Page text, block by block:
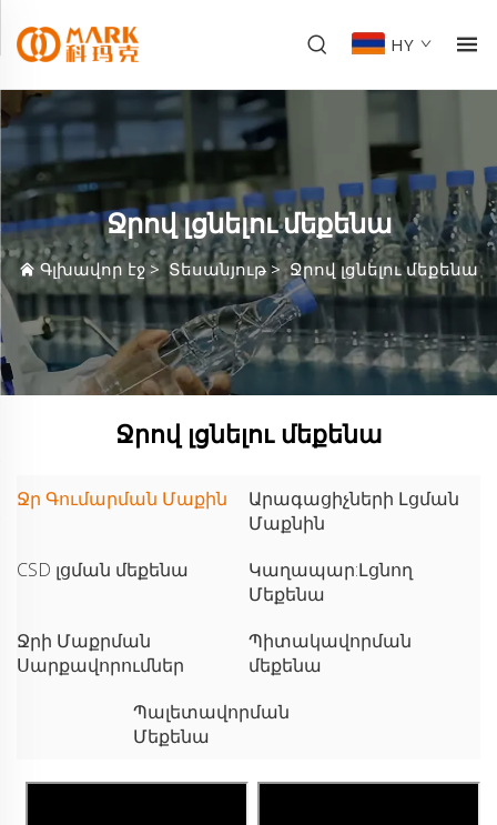
HY
Ջրով լցնելու մեքենա
Գլխավոր էջ>Տեսանյութ>Ջրով լցնելու մեքենա
Ջրով լցնելու մեքենա
Ջր Գումարման Մաքին
Արագացիչների Լցման
Մաքնին
CSD լցման մեքենա
Կաղապար:Լցնող
Մեքենա
Ջրի Մաքրման
Սարքավորումներ
Պիտակավորման
մեքենա
Պալետավորման
Մեքենա